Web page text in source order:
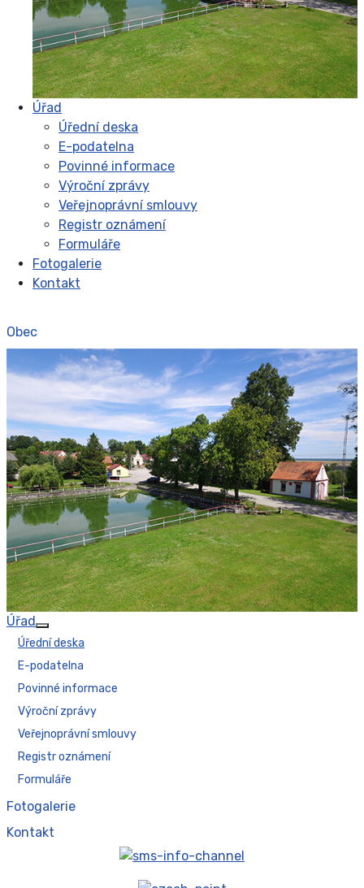
Úřad
Úřední deska
E-podatelna
Povinné informace
Výroční zprávy
Veřejnoprávní smlouvy
Registr oznámení
Formuláře
Fotogalerie
Kontakt
Obec
Úřad
Více o: Úřad
Úřední deska
E-podatelna
Povinné informace
Výroční zprávy
Veřejnoprávní smlouvy
Registr oznámení
Formuláře
Fotogalerie
Kontakt